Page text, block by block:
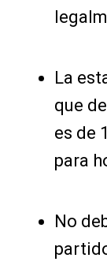
La
que
es de
para
No